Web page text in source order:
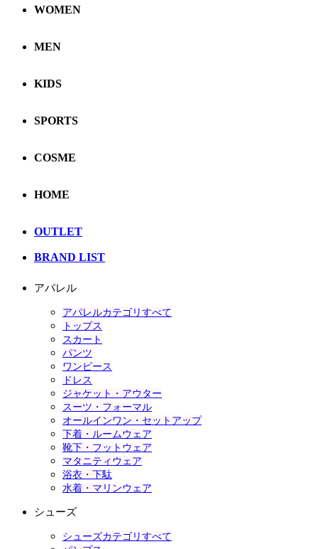
WOMEN
MEN
KIDS
SPORTS
COSME
HOME
OUTLET
BRAND LIST
アパレル
アパレルカテゴリすべて
トップス
スカート
パンツ
ワンピース
ドレス
ジャケット・アウター
スーツ・フォーマル
オールインワン・セットアップ
下着・ルームウェア
靴下・フットウェア
マタニティウェア
浴衣・下駄
水着・マリンウェア
シューズ
シューズカテゴリすべて